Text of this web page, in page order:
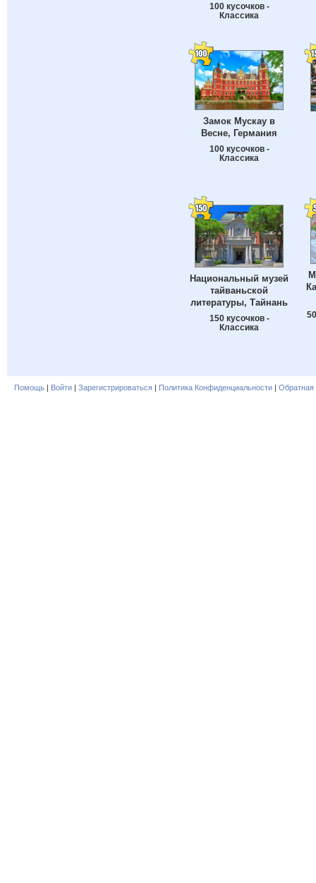
100 кусочков -
Классика
Замок Мускау в
Весне, Германия
100 кусочков -
Классика
Национальный музей
тайваньской
литературы, Тайнань
150 кусочков -
Классика
Помощь | Войти | Зарегистрироваться | Политика Конфиденциальности | Обратная